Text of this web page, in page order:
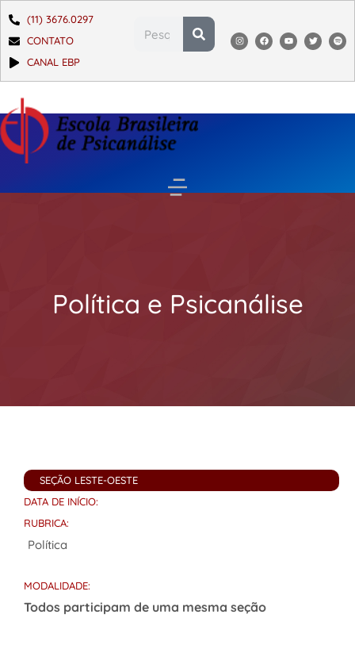
(11) 3676.0297
CONTATO
CANAL EBP
Política e Psicanálise
SEÇÃO LESTE-OESTE
DATA DE INÍCIO:
RUBRICA:
Política
MODALIDADE:
Todos participam de uma mesma seção